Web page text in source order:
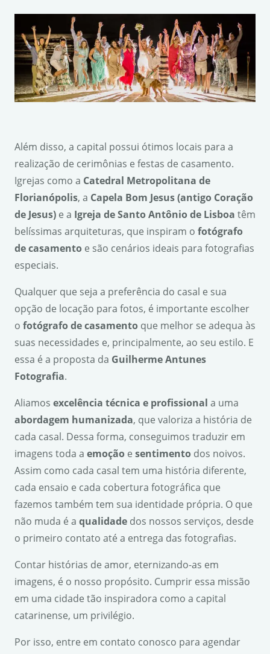
Além disso, a capital possui ótimos locais para a
realização de cerimônias e festas de casamento.
Igrejas como a Catedral Metropolitana de
Florianópolis, a Capela Bom Jesus (antigo Coração
de Jesus) e a Igreja de Santo Antônio de Lisboa têm
belíssimas arquiteturas, que inspiram o fotógrafo
de casamento e são cenários ideais para fotografias
especiais.
Qualquer que seja a preferência do casal e sua
opção de locação para fotos, é importante escolher
o fotógrafo de casamento que melhor se adequa às
suas necessidades e, principalmente, ao seu estilo. E
essa é a proposta da Guilherme Antunes
Fotografia.
Aliamos excelência técnica e profissional a uma
abordagem humanizada, que valoriza a história de
cada casal. Dessa forma, conseguimos traduzir em
imagens toda a emoção e sentimento dos noivos.
Assim como cada casal tem uma história diferente,
cada ensaio e cada cobertura fotográfica que
fazemos também tem sua identidade própria. O que
não muda é a qualidade dos nossos serviços, desde
o primeiro contato até a entrega das fotografias.
Contar histórias de amor, eternizando-as em
imagens, é o nosso propósito. Cumprir essa missão
em uma cidade tão inspiradora como a capital
catarinense, um privilégio.
Por isso, entre em contato conosco para agendar